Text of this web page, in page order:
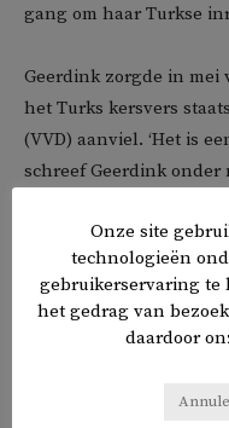
gang om haar Turkse
Geerdink zorgde in mei
het Turks kersvers
(VVD) aanviel. ‘Het is
schreef Geerdink onder
Delen 𝕏
Onze site
technologieën
gebruikerservaring te
het gedrag van
daardoor